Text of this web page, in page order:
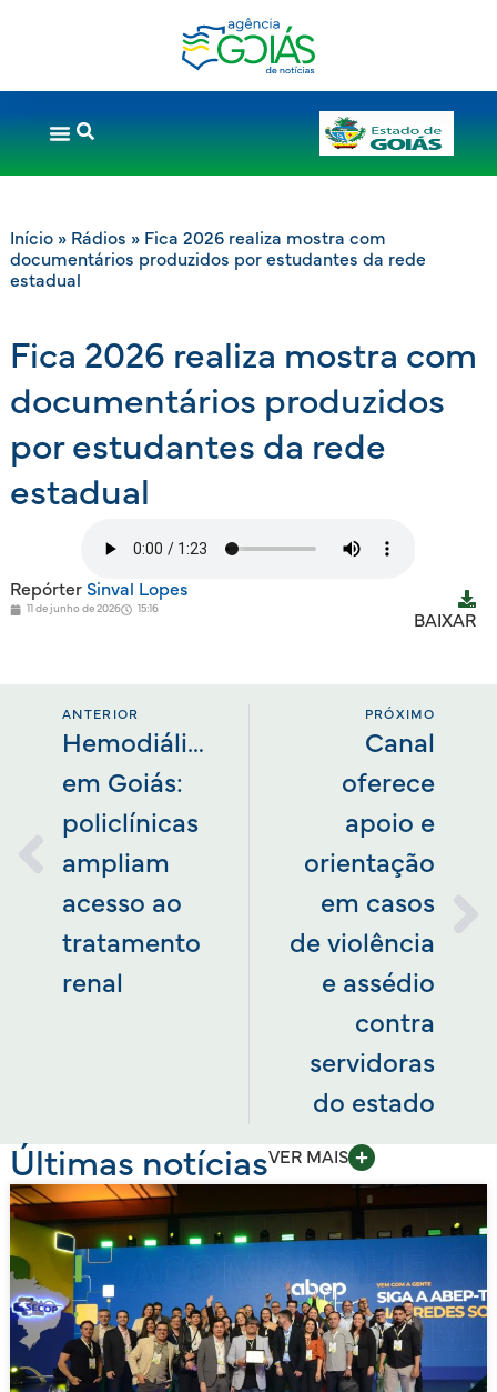
Início» Rádios » Fica 2026 realiza mostra com
documentários produzidos por estudantes da rede
estadual
Fica 2026 realiza mostra com
documentários produzidos
por estudantes da rede
estadual
RepórterSinval Lopes
11 de junho de 2026 15:16
BAIXAR
ANTERIOR
Hemodiálise
em Goiás:
policlínicas
ampliam
acesso ao
tratamento
renal
PRÓXIMO
Canal
oferece
apoio e
orientação
em casos
de violência
e assédio
contra
servidoras
do estado
Últimas notíciasVER MAIS